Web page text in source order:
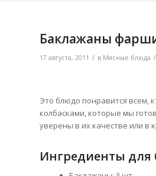
Баклажаны
17 августа, 2011 / в Мясные блюда /
Это блюдо понравится всем,
колбасками, которые мы
уверены в их качестве или в
Ингредиенты для